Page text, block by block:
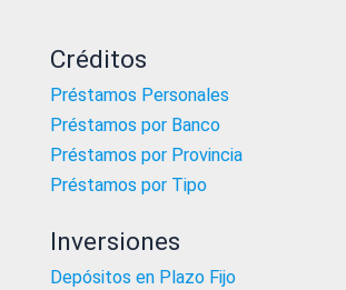
Créditos
Préstamos Personales
Préstamos por Banco
Préstamos por Provincia
Préstamos por Tipo
Inversiones
Depósitos en Plazo Fijo